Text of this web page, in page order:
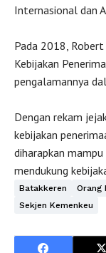
Internasional dan
Pada 2018,
Kebijakan
pengalamannya
Dengan rekam
kebijakan
diharapkan
mendukung
Batakkeren Orang
Sekjen Kemenkeu